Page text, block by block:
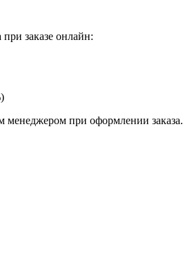
заказе онлайн:
при оформлении заказа.